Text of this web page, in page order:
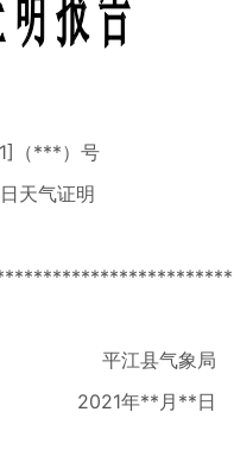
（***）号
天气证明
平江县气象局
2021年**月**日